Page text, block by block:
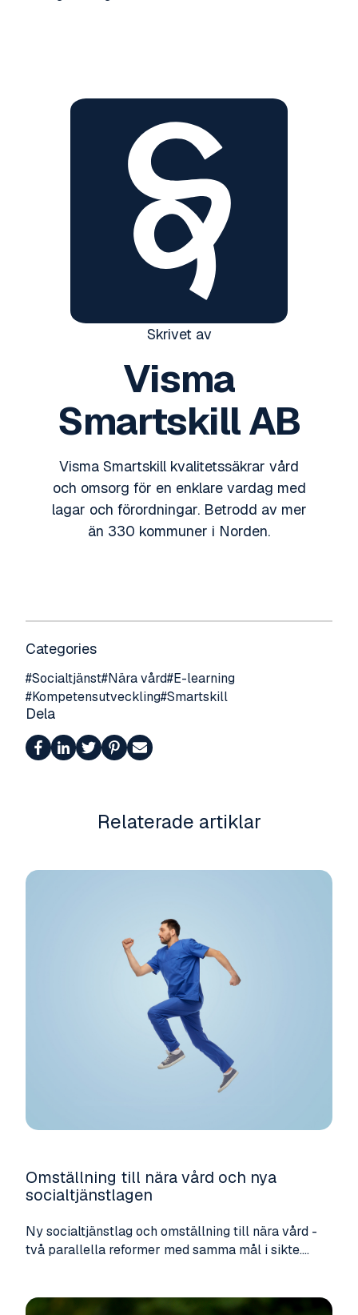
Skrivet av
Visma
Smartskill AB
Visma Smartskill kvalitetssäkrar vård
och omsorg för en enklare vardag med
lagar och förordningar. Betrodd av mer
än 330 kommuner i Norden.
Categories
#Socialtjänst#Nära vård#E-learning
#Kompetensutveckling#Smartskill
Dela
Relaterade artiklar
Omställning till nära vård och nya
socialtjänstlagen
Ny socialtjänstlag och omställning till nära vård -
två parallella reformer med samma mål i sikte....